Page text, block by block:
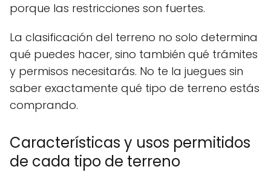
porque las restricciones son fuertes.
La clasificación del terreno no solo determina
qué puedes hacer, sino también qué trámites
y permisos necesitarás. No te la juegues sin
saber exactamente qué tipo de terreno estás
comprando.
Características y usos permitidos
de cada tipo de terreno